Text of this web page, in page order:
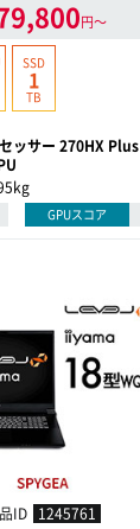
円〜
SSD
1
TB
ッサー 270HX Plus
GPUスコア
ID 1245761